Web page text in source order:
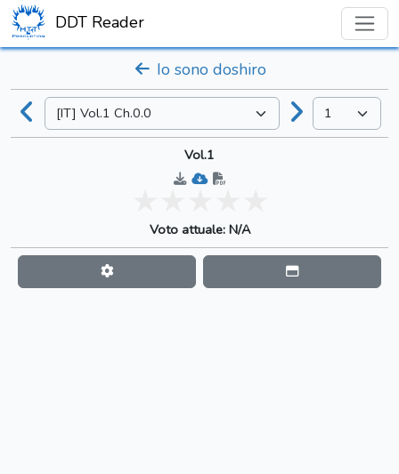
DDT Reader
Io sono doshiro
Vol.1
Voto attuale: N/A